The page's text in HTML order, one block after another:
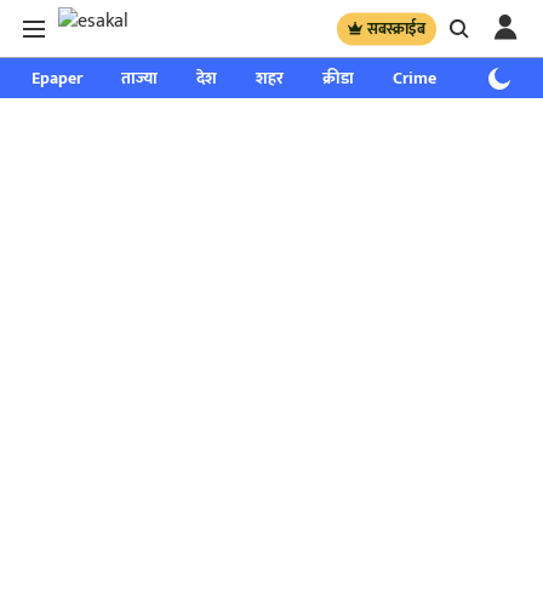
सबस्क्राईब
Epaper ताज्या देश शहर क्रीडा Crime साप्ताहिक